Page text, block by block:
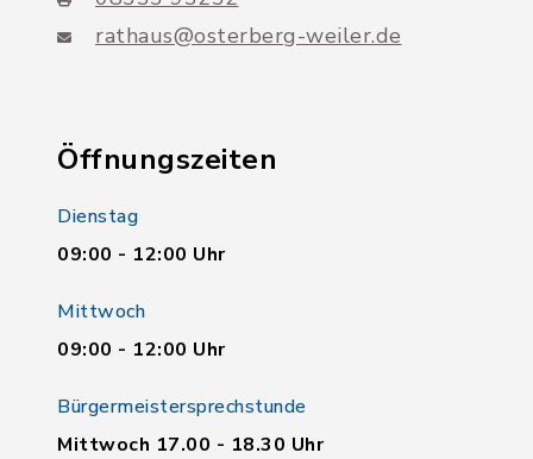
rathaus@osterberg-weiler.de
Öffnungszeiten
Dienstag
09:00 - 12:00 Uhr
Mittwoch
09:00 - 12:00 Uhr
Bürgermeistersprechstunde
Mittwoch 17.00 - 18.30 Uhr